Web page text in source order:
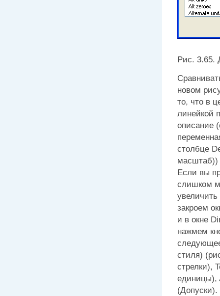
Рис. 3.65.
новом
то, что в
линейкой
описание
столбце
масштаб))
Если вы
слишком
закроем
и в окне
нажмем
стиля)
стрелки),
единицы),
(Допуски).